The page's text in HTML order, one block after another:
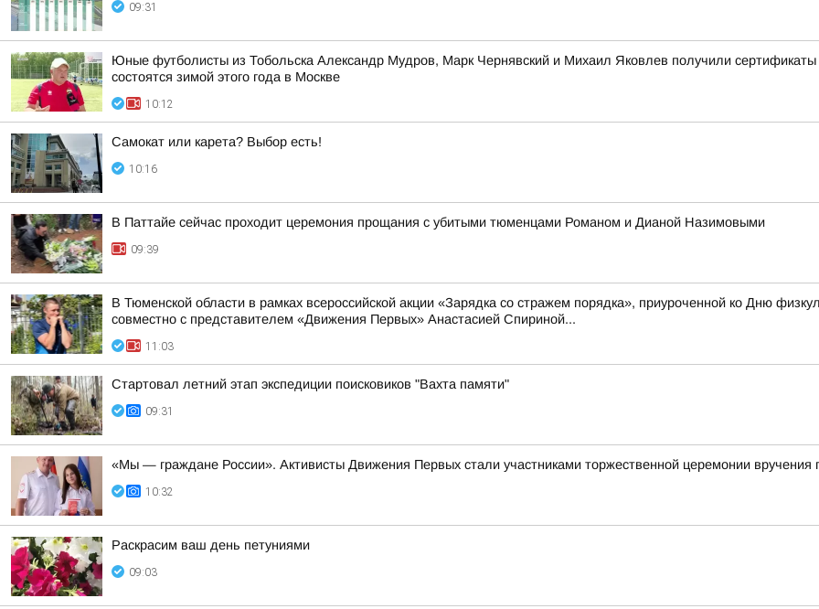
09:31
Юные футболисты из Тобольска Александр Мудров, Марк Чернявский и Михаил Яковлев получили
состоятся зимой этого года в Москве
10:12
Самокат или карета? Выбор есть!
10:16
В Паттайе сейчас проходит церемония прощания с убитыми тюменцами Романом и Дианой Назимовыми
09:39
В Тюменской области в рамках всероссийской акции «Зарядка со стражем порядка», приуроченной ко Дню
совместно с представителем «Движения Первых» Анастасией Спириной...
11:03
Стартовал летний этап экспедиции поисковиков "Вахта памяти"
09:31
«Мы — граждане России». Активисты Движения Первых стали участниками торжественной церемонии вручения
10:32
Раскрасим ваш день петуниями
09:03